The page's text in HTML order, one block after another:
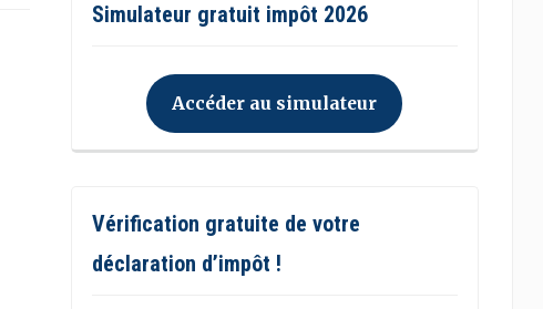
Simulateur gratuit impôt 2026
Accéder au simulateur
Vérification gratuite de votre
déclaration d’impôt !